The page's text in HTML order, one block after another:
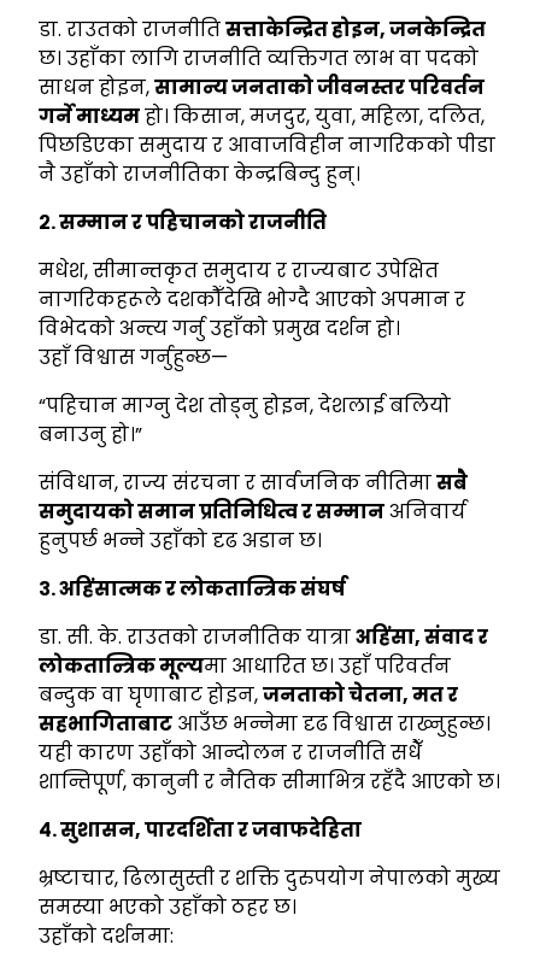
डा. राउतको राजनीतिसत्ताकेन्द्रित होइन,जनकेन्द्रित
छ। उहाँका लागि राजनीति व्यक्तिगत लाभ वा पदको
साधन होइन,सामान्य जनताको जीवनस्तर परिवर्तन
गर्ने माध्यमहो। किसान, मजदुर, युवा, महिला, दलित,
पिछडिएका समुदाय र आवाजविहीन नागरिकको पीडा
नै उहाँको राजनीतिका केन्द्रबिन्दु हुन्।
२. सम्मान र पहिचानको राजनीति
मधेश, सीमान्तकृत समुदाय र राज्यबाट उपेक्षित
नागरिकहरूले दशकौँदेखि भोग्दै आएको अपमान र
विभेदको अन्त्य गर्नु उहाँको प्रमुख दर्शन हो।
उहाँ विश्वास गर्नुहुन्छ—
“पहिचान माग्नु देश तोड्नु होइन, देशलाई बलियो
बनाउनु हो।”
संविधान, राज्य संरचना र सार्वजनिक नीतिमासबै
समुदायको समान प्रतिनिधित्व र सम्मानअनिवार्य
हुनुपर्छ भन्ने उहाँको दृढ अडान छ।
३. अहिंसात्मक र लोकतान्त्रिक संघर्ष
डा. सी. के. राउतको राजनीतिक यात्राअहिंसा,संवाद र
लोकतान्त्रिक मूल्यमा आधारित छ। उहाँ परिवर्तन
बन्दुक वा घृणाबाट होइन,जनताको चेतना,मत र
सहभागिताबाट आउँछ भन्नेमा दृढ विश्वास राख्नुहुन्छ।
यही कारण उहाँको आन्दोलन र राजनीति सधैँ
शान्तिपूर्ण, कानुनी र नैतिक सीमाभित्र रहँदै आएको छ।
४. सुशासन,पारदर्शिता र जवाफदेहिता
भ्रष्टाचार, ढिलासुस्ती र शक्ति दुरुपयोग नेपालको मुख्य
समस्या भएको उहाँको ठहर छ।
उहाँको दर्शनमा: